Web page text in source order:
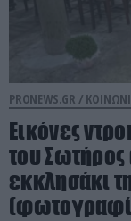
PRONEWS.GR /
Εικόνες
του
εκκλησάκι